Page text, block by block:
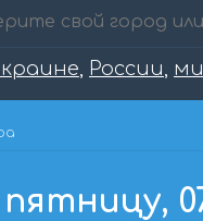
, России,